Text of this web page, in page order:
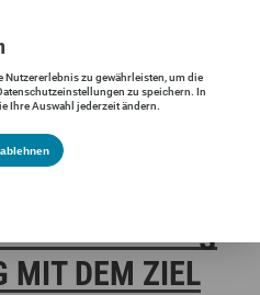
DEM ZIEL D
Nutzererlebnis zu gewährleisten, um die
zu speichern. In
Ihre Auswahl jederzeit ändern.